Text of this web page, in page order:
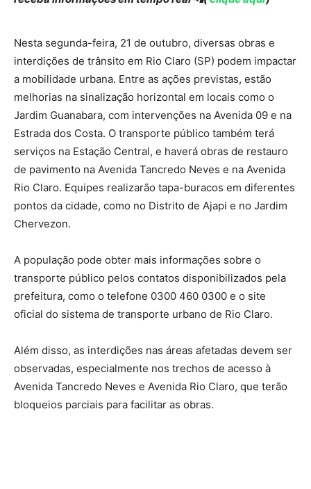
Nesta segunda-feira, 21 de outubro, diversas obras e
interdições de trânsito em Rio Claro (SP) podem impactar
a mobilidade urbana. Entre as ações previstas, estão
melhorias na sinalização horizontal em locais como o
Jardim Guanabara, com intervenções na Avenida 09 e na
Estrada dos Costa. O transporte público também terá
serviços na Estação Central, e haverá obras de restauro
de pavimento na Avenida Tancredo Neves e na Avenida
Rio Claro. Equipes realizarão tapa-buracos em diferentes
pontos da cidade, como no Distrito de Ajapi e no Jardim
Chervezon.
A população pode obter mais informações sobre o
transporte público pelos contatos disponibilizados pela
prefeitura, como o telefone 0300 460 0300 e o site
oficial do sistema de transporte urbano de Rio Claro.
Além disso, as interdições nas áreas afetadas devem ser
observadas, especialmente nos trechos de acesso à
Avenida Tancredo Neves e Avenida Rio Claro, que terão
bloqueios parciais para facilitar as obras.